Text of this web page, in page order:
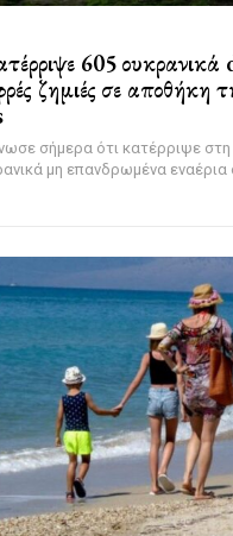
605 ουκρανικά
ζημιές σε αποθήκη
σήμερα ότι κατέρριψε στη
μη επανδρωμένα